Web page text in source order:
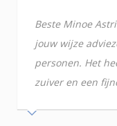
Beste Minoe
jouw wijze
personen. Het
zuiver en een